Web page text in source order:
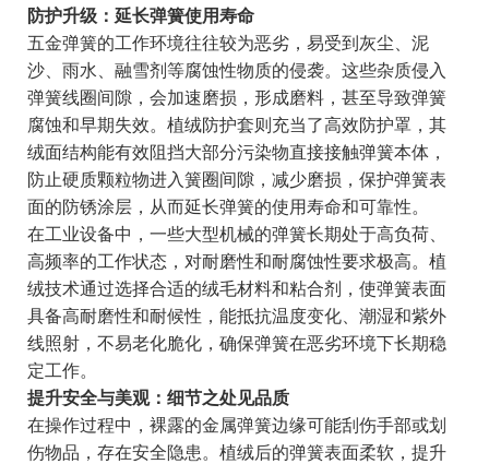
防护升级：延长弹簧使用寿命
五金弹簧的工作环境往往较为恶劣，易受到灰尘、泥
沙、雨水、融雪剂等腐蚀性物质的侵袭。这些杂质侵入
弹簧线圈间隙，会加速磨损，形成磨料，甚至导致弹簧
腐蚀和早期失效。植绒防护套则充当了高效防护罩，其
绒面结构能有效阻挡大部分污染物直接接触弹簧本体，
防止硬质颗粒物进入簧圈间隙，减少磨损，保护弹簧表
面的防锈涂层，从而延长弹簧的使用寿命和可靠性。
在工业设备中，一些大型机械的弹簧长期处于高负荷、
高频率的工作状态，对耐磨性和耐腐蚀性要求极高。植
绒技术通过选择合适的绒毛材料和粘合剂，使弹簧表面
具备高耐磨性和耐候性，能抵抗温度变化、潮湿和紫外
线照射，不易老化脆化，确保弹簧在恶劣环境下长期稳
定工作。
提升安全与美观：细节之处见品质
在操作过程中，裸露的金属弹簧边缘可能刮伤手部或划
伤物品，存在安全隐患。植绒后的弹簧表面柔软，提升